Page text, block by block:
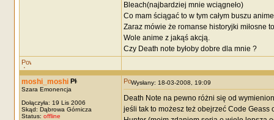
Bleach(najbardziej mnie wciągneło)
Co mam ściągać to w tym całym buszu
Zaraz mówie że romanse historyjki miłosne
Wole anime z jakąś akcją.
Czy Death note byłoby dobre dla mnie ?
moshi_moshi
Szara Emonencja
Dołączyła: 19 Lis 2006
Skąd: Dąbrowa Górnicza
Status: offline
Wysłany: 18-03-2008, 19:09
Death Note na pewno różni się od
jeśli tak to możesz też obejrzeć Code